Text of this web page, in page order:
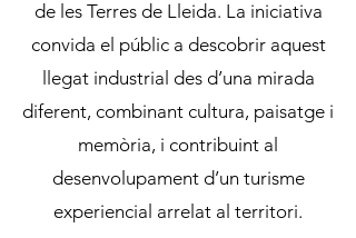
de les Terres de Lleida. La iniciativa
convida el públic a descobrir aquest
llegat industrial des d’una mirada
diferent, combinant cultura, paisatge i
memòria, i contribuint al
desenvolupament d’un turisme
experiencial arrelat al territori.